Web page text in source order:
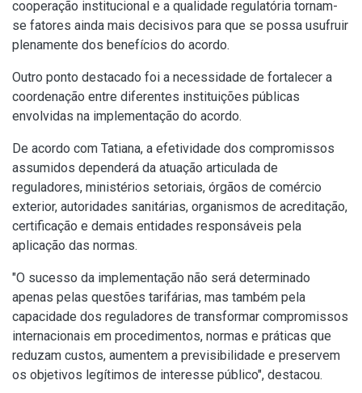
cooperação institucional e a qualidade regulatória tornam-
se fatores ainda mais decisivos para que se possa usufruir
plenamente dos benefícios do acordo.
Outro ponto destacado foi a necessidade de fortalecer a
coordenação entre diferentes instituições públicas
envolvidas na implementação do acordo.
De acordo com Tatiana, a efetividade dos compromissos
assumidos dependerá da atuação articulada de
reguladores, ministérios setoriais, órgãos de comércio
exterior, autoridades sanitárias, organismos de acreditação,
certificação e demais entidades responsáveis pela
aplicação das normas.
"O sucesso da implementação não será determinado
apenas pelas questões tarifárias, mas também pela
capacidade dos reguladores de transformar compromissos
internacionais em procedimentos, normas e práticas que
reduzam custos, aumentem a previsibilidade e preservem
os objetivos legítimos de interesse público", destacou.